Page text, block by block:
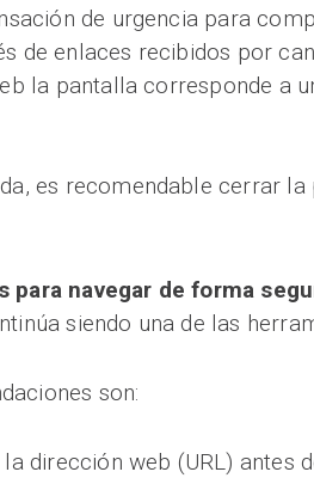
de urgencia para
de enlaces recibidos por
la pantalla corresponde a
es recomendable cerrar
para navegar de forma
siendo una de las
son:
dirección web (URL) antes